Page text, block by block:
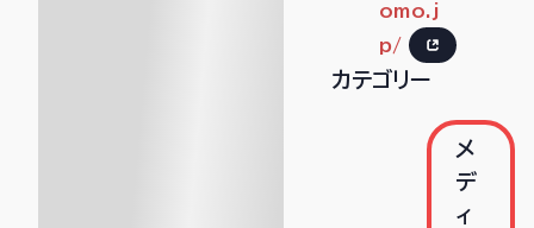
omo.j
p/
カテゴリー
メ
デ
ィ